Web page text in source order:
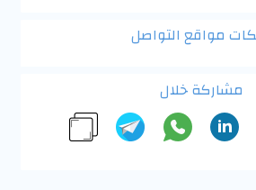
مواقع التواصل
مشاركة خلال